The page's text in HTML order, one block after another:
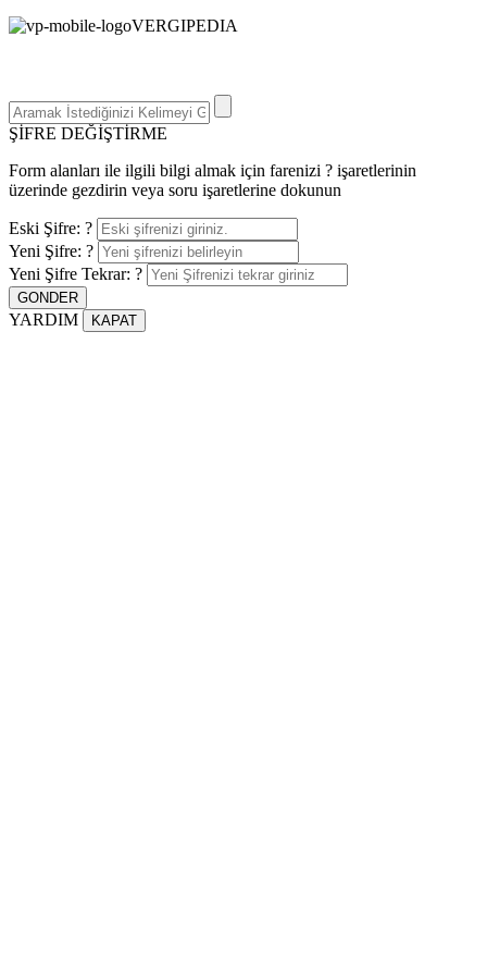
VERGIPEDIA
ŞİFRE DEĞİŞTİRME
Form alanları ile ilgili bilgi almak için farenizi ? işaretlerinin
üzerinde gezdirin veya soru işaretlerine dokunun
Eski Şifre: ?
Yeni Şifre: ?
Yeni Şifre Tekrar: ?
YARDIM KAPAT